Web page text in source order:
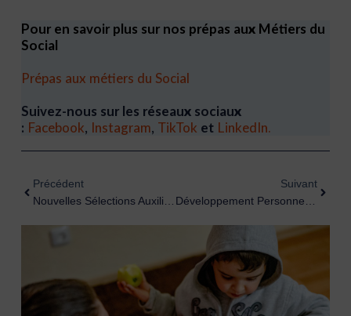
Pour en savoir plus sur nos prépas aux Métiers du
Social
Prépas aux métiers du Social
Suivez-nous sur les réseaux sociaux
: Facebook, Instagram, TikTok et LinkedIn.
Précédent
Nouvelles Sélections Auxiliaire De Puériculture Et Aide-Soignant : Augmentez Vos Chances De Réussite Avec IRSS !
Suivant
Développement Personnel Dans Les Prépas Paramédicales Et Sociales À IRSS : Un Plus Pour Étoffer Son Parcours, Enrichir Sa Personnalité !